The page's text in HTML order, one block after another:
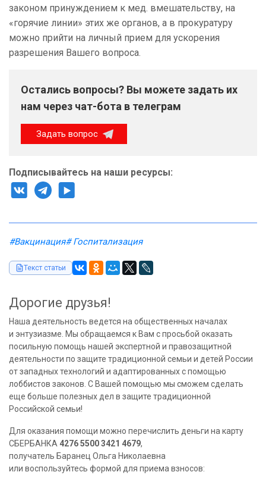
законом принуждением к мед. вмешательству, на
«горячие линии» этих же органов, а в прокуратуру
можно прийти на личный прием для ускорения
разрешения Вашего вопроса.
Остались вопросы? Вы можете задать их
нам через чат-бота в телеграм
Задать вопрос
Подписывайтесь на наши ресурсы:
#Вакцинация# Госпитализация
Текст статьи
Дорогие друзья!
Наша деятельность ведется на общественных началах
и энтузиазме. Мы обращаемся к Вам с просьбой оказать
посильную помощь нашей экспертной и правозащитной
деятельности по защите традиционной семьи и детей России
от западных технологий и адаптированных с помощью
лоббистов законов. С Вашей помощью мы сможем сделать
еще больше полезных дел в защите традиционной
Российской семьи!
Для оказания помощи можно перечислить деньги на карту
СБЕРБАНКА 4276 5500 3421 4679,
получатель Баранец Ольга Николаевна
или воспользуйтесь формой для приема взносов: